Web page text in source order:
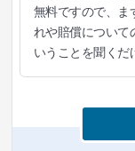
無料ですので、ま
れや賠償について
いうことを聞くだ